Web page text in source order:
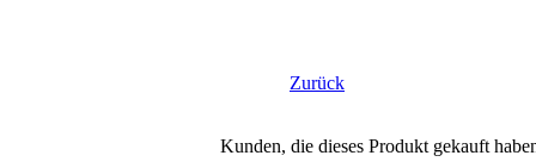
Zurück
Kunden, die dieses Produkt gekauft